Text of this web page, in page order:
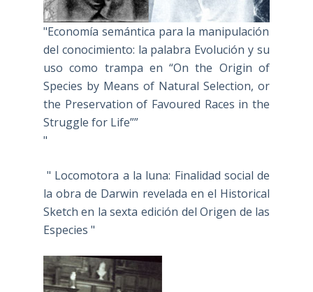
"Economía semántica para la manipulación
del conocimiento: la palabra Evolución y su
uso como trampa en “On the Origin of
Species by Means of Natural Selection, or
the Preservation of Favoured Races in the
Struggle for Life””
"
" Locomotora a la luna: Finalidad social de
la obra de Darwin revelada en el Historical
Sketch en la sexta edición del Origen de las
Especies "